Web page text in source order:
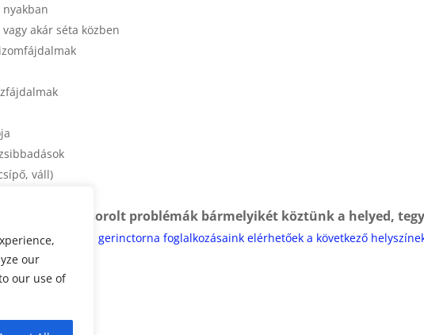
our
our use of
akár séta közben
váll)
a felsorolt problémák bármelyikét köztünk a helyed,
Csoportos gerinctorna foglalkozásaink elérhetőek a következő